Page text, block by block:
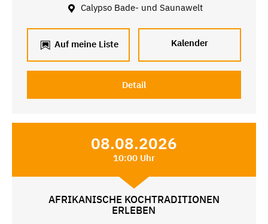
Calypso Bade- und Saunawelt
Auf meine Liste Kalender
Detail
08.08.2026
10:00 Uhr
AFRIKANISCHE KOCHTRADITIONEN
ERLEBEN